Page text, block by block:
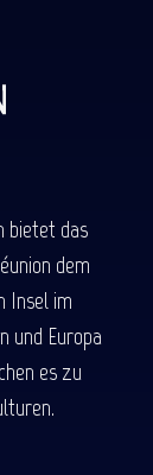
bietet das
dem
Insel im
und Europa
es zu